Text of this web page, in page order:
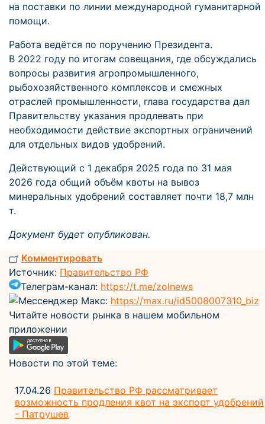
на поставки по линии международной гуманитарной
помощи.
Работа ведётся по поручению Президента.
В 2022 году по итогам совещания, где обсуждались
вопросы развития агропромышленного,
рыбохозяйственного комплексов и смежных
отраслей промышленности, глава государства дал
Правительству указания продлевать при
необходимости действие экспортных ограничений
для отдельных видов удобрений.
Действующий с 1 декабря 2025 года по 31 мая
2026 года общий объём квоты на вывоз
минеральных удобрений составляет почти 18,7 млн
т.
Документ будет опубликован.
Комментировать
Источник: Правительство РФ
Телеграм-канал: https://t.me/zolnews
Мессенджер Макс: https://max.ru/id5008007310_biz
Читайте новости рынка в нашем мобильном
приложении
Новости по этой теме:
17.04.26 Правительство РФ рассматривает
возможность продления квот на экспорт удобрений
- Патрушев